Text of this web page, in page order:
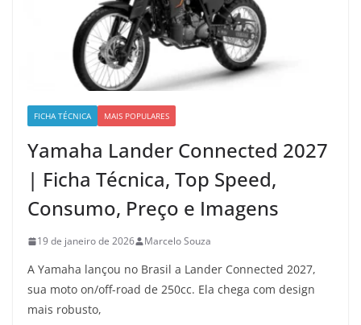
FICHA TÉCNICA MAIS POPULARES
Yamaha Lander Connected 2027
| Ficha Técnica, Top Speed,
Consumo, Preço e Imagens
19 de janeiro de 2026 Marcelo Souza
A Yamaha lançou no Brasil a Lander Connected 2027,
sua moto on/off-road de 250cc. Ela chega com design
mais robusto,